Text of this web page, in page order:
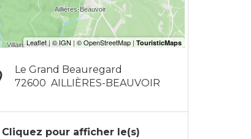
Le Grand Beauregard
72600 AILLIÈRES-BEAUVOIR
Cliquez pour afficher le(s)